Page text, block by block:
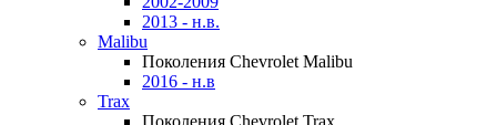
2013 - н.в.
Malibu
Поколения Chevrolet Malibu
2016 - н.в
Trax
Поколения Chevrolet Trax